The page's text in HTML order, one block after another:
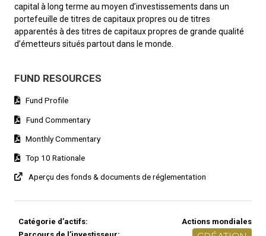
capital à long terme au moyen d’investissements dans un
portefeuille de titres de capitaux propres ou de titres
apparentés à des titres de capitaux propres de grande qualité
d’émetteurs situés partout dans le monde.
FUND RESOURCES
Fund Profile
Fund Commentary
Monthly Commentary
Top 10 Rationale
Aperçu des fonds & documents de réglementation
Catégorie d’actifs:
Actions mondiales